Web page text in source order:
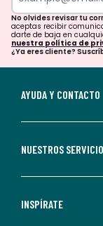
No olvides revisar tu
aceptas recibir
darte de baja en
nuestra política de
¿Ya eres cliente?
AYUDA Y CONTACTO
NUESTROS
INSPÍRATE